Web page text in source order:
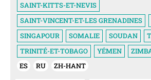
SAINT-KITTS-ET-NEVIS
SAINT-VINCENT-ET-LES GRENADINES
SINGAPOUR
SOMALIE SOUDAN
TRINITÉ-ET-TOBAGO
YÉMEN
ES
RU ZH-HANT